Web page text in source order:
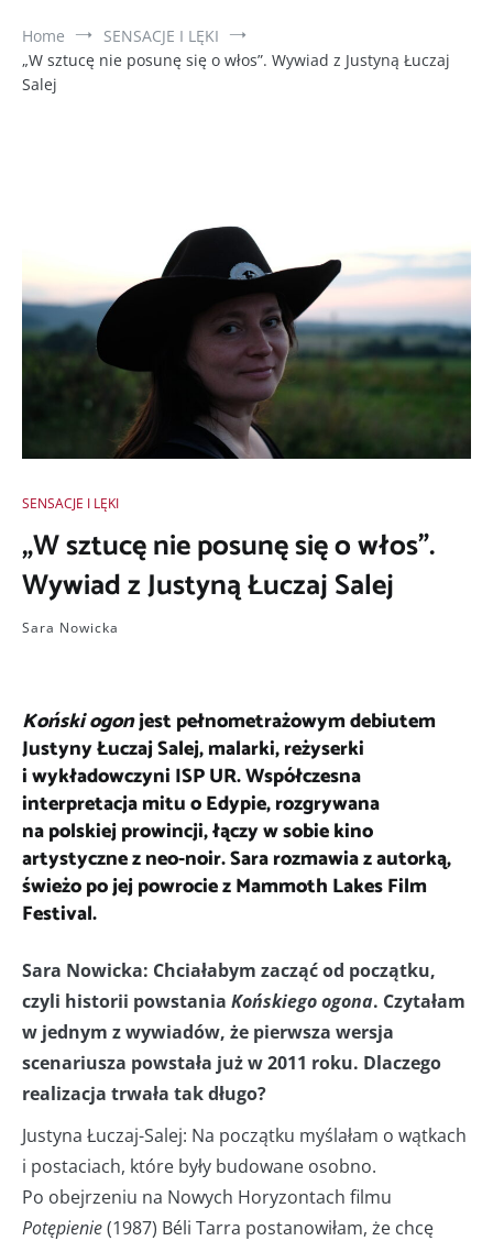
Home
SENSACJE I LĘKI
„W sztucę nie posunę się o włos”. Wywiad z Justyną Łuczaj
Salej
SENSACJE I LĘKI
„W sztucę nie posunę się o włos”.
Wywiad z Justyną Łuczaj Salej
Sara Nowicka
Koński ogonjest pełnometrażowym debiutem
Justyny Łuczaj Salej, malarki, reżyserki
i wykładowczyni ISP UR. Współczesna
interpretacja mitu o Edypie, rozgrywana
na polskiej prowincji, łączy w sobie kino
artystyczne z neo-noir. Sara rozmawia z autorką,
świeżo po jej powrocie z Mammoth Lakes Film
Festival.
Sara Nowicka: Chciałabym zacząć od początku,
czyli historii powstania Końskiego ogona. Czytałam
w jednym z wywiadów, że pierwsza wersja
scenariusza powstała już w 2011 roku. Dlaczego
realizacja trwała tak długo?
Justyna Łuczaj-Salej: Na początku myślałam o wątkach
i postaciach, które były budowane osobno.
Po obejrzeniu na Nowych Horyzontach filmu
Potępienie(1987) Béli Tarra postanowiłam, że chcę